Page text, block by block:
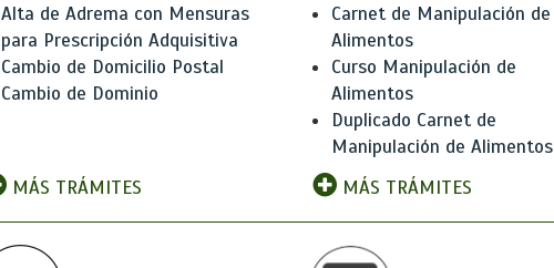
Alta de Adrema con Mensuras
para Prescripción Adquisitiva
Cambio de Domicilio Postal
Cambio de Dominio
MÁS TRÁMITES
Carnet de Manipulación de
Alimentos
Curso Manipulación de
Alimentos
Duplicado Carnet de
Manipulación de Alimentos
MÁS TRÁMITES